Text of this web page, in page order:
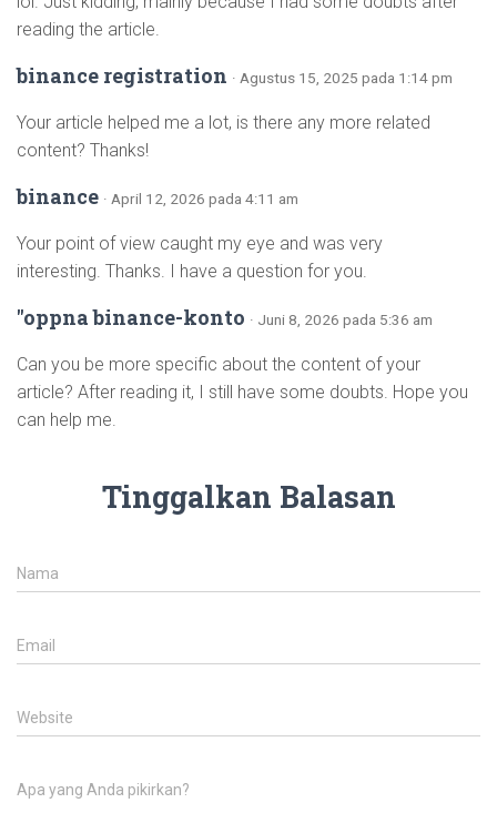
reading the article.
binance registration · Agustus 15, 2025 pada 1:14 pm
Your article helped me a lot, is there any more related
content? Thanks!
binance · April 12, 2026 pada 4:11 am
Your point of view caught my eye and was very
interesting. Thanks. I have a question for you.
"oppna binance-konto · Juni 8, 2026 pada 5:36 am
Can you be more specific about the content of your
article? After reading it, I still have some doubts. Hope you
can help me.
Tinggalkan Balasan
Nama
Email
Website
Apa yang Anda pikirkan?